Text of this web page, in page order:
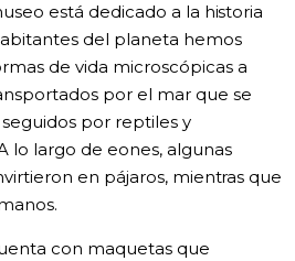
está dedicado a la historia
del planeta hemos
de vida microscópicas a
por el mar que se
por reptiles y
lo largo de eones, algunas
en pájaros, mientras que
con maquetas que